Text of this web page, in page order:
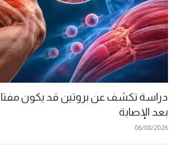
دراسة تكشف عن بروتين قد يكون
بعد الإصابة
06/08/2026